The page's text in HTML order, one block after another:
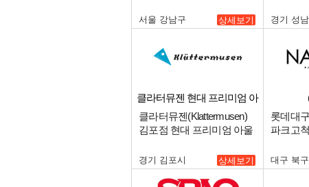
서울 강남구 상세보기 경기 성
클라터뮤젠 현대 프리미엄 아
울렛 김포점
클라터뮤젠(Klattermusen)
김포점 현대 프리미엄 아울
경기 김포시 상세보기
롯데대
파크고
대구 북구